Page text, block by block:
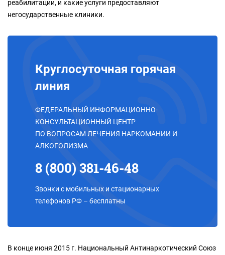
реабилитации, и какие услуги предоставляют
негосударственные клиники.
Круглосуточная горячая
линия
ФЕДЕРАЛЬНЫЙ ИНФОРМАЦИОННО-
КОНСУЛЬТАЦИОННЫЙ ЦЕНТР
ПО ВОПРОСАМ ЛЕЧЕНИЯ НАРКОМАНИИ И
АЛКОГОЛИЗМА
8 (800) 381-46-48
Звонки с мобильных и стационарных
телефонов РФ – бесплатны
В конце июня 2015 г. Национальный Антинаркотический Союз